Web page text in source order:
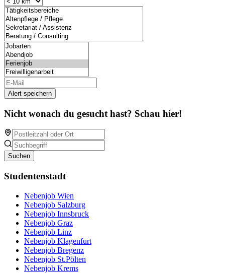
Alert speichern
Nicht wonach du gesucht hast? Schau hier!
Suchen
Studentenstadt
Nebenjob Wien
Nebenjob Salzburg
Nebenjob Innsbruck
Nebenjob Graz
Nebenjob Linz
Nebenjob Klagenfurt
Nebenjob Bregenz
Nebenjob St.Pölten
Nebenjob Krems